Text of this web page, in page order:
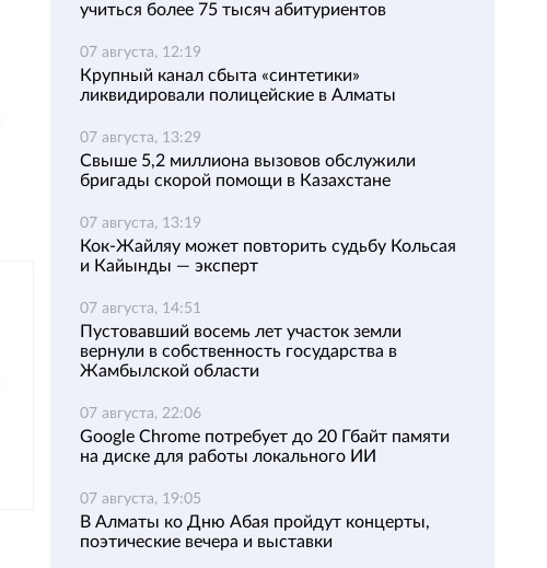
учиться более 75 тысяч абитуриентов
07 августа, 12:19
Крупный канал сбыта «синтетики»
ликвидировали полицейские в Алматы
07 августа, 13:29
Свыше 5,2 миллиона вызовов обслужили
бригады скорой помощи в Казахстане
07 августа, 13:19
Кок-Жайляу может повторить судьбу Кольсая
и Кайынды — эксперт
07 августа, 14:51
Пустовавший восемь лет участок земли
вернули в собственность государства в
Жамбылской области
07 августа, 22:06
Google Chrome потребует до 20 Гбайт памяти
на диске для работы локального ИИ
07 августа, 19:05
В Алматы ко Дню Абая пройдут концерты,
поэтические вечера и выставки